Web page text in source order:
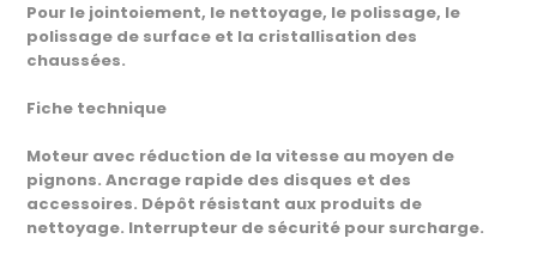
Pour le jointoiement, le nettoyage, le polissage, le
polissage de surface et la cristallisation des
chaussées.
Fiche technique
Moteur avec réduction de la vitesse au moyen de
pignons. Ancrage rapide des disques et des
accessoires. Dépôt résistant aux produits de
nettoyage. Interrupteur de sécurité pour surcharge.